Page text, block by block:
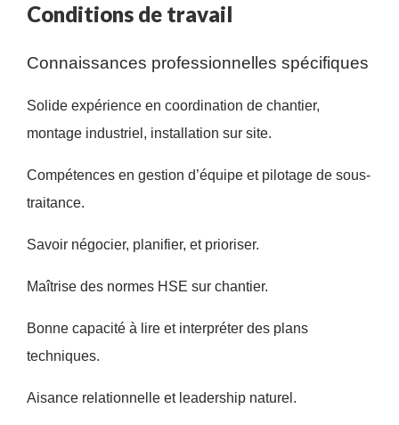
Conditions de travail
Connaissances professionnelles spécifiques
Solide expérience en coordination de chantier,
montage industriel, installation sur site.
Compétences en gestion d’équipe et pilotage de sous-
traitance.
Savoir négocier, planifier, et prioriser.
Maîtrise des normes HSE sur chantier.
Bonne capacité à lire et interpréter des plans
techniques.
Aisance relationnelle et leadership naturel.